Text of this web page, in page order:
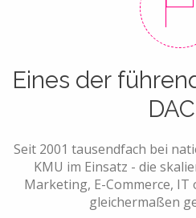
Eines der
Seit 2001 tausendfach bei
KMU im Einsatz - die
Marketing, E-Commerce,
gleichermaßen